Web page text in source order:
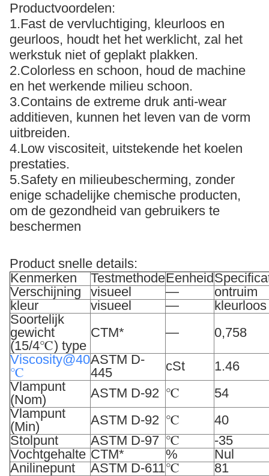
Productvoordelen:
1.Fast de vervluchtiging, kleurloos en
geurloos, houdt het het werklicht, zal het
werkstuk niet of geplakt plakken.
2.Colorless en schoon, houd de machine
en het werkende milieu schoon.
3.Contains de extreme druk anti-wear
additieven, kunnen het leven van de vorm
uitbreiden.
4.Low viscositeit, uitstekende het koelen
prestaties.
5.Safety en milieubescherming, zonder
enige schadelijke chemische producten,
om de gezondheid van gebruikers te
beschermen
Product snelle details:
Kenmerken
TestmethodeEenheid
Verschijning
visueel —
ontruim
kleur
visueel —
kleurloos
Soortelijk
gewicht
(15/4℃) type
CTM* —
0,758
Viscosity@40
℃
ASTM D-
445
cSt
1.46
Vlampunt
(Nom)
ASTM D-92 ℃
54
Vlampunt
(Min)
ASTM D-92 ℃
40
Stolpunt
ASTM D-97 ℃
-35
Vochtgehalte CTM* %
Nul
Anilinepunt
ASTM D-611℃
81